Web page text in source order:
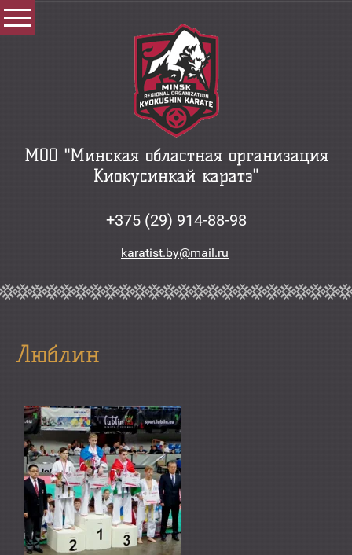
МОО "Минская областная организация
Киокусинкай каратэ"
+375 (29) 914-88-98
karatist.by@mail.ru
Люблин